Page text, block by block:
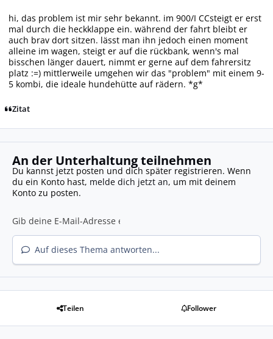
hi, das problem ist mir sehr bekannt. im 900/I CCsteigt er erst
mal durch die heckklappe ein. während der fahrt bleibt er
auch brav dort sitzen. lässt man ihn jedoch einen moment
alleine im wagen, steigt er auf die rückbank, wenn's mal
bisschen länger dauert, nimmt er gerne auf dem fahrersitz
platz :=) mittlerweile umgehen wir das "problem" mit einem 9-
5 kombi, die ideale hundehütte auf rädern. *g*
Zitat
An der Unterhaltung teilnehmen
Du kannst jetzt posten und dich später registrieren. Wenn
du ein Konto hast, melde dich jetzt an, um mit deinem
Konto zu posten.
Auf dieses Thema antworten...
Teilen Follower